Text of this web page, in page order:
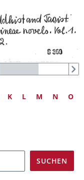
K L M N O